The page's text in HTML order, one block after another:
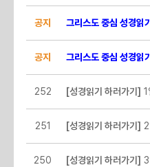
공지 그리스도 중심 성경읽
공지 그리스도 중심 성경읽
252 [성경읽기 하러가기]
251 [성경읽기 하러가기]
250 [성경읽기 하러가기]